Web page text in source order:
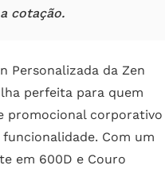
cotação.
Personalizada da Zen
perfeita para quem
promocional corporativo
Com um
em 600D e Couro